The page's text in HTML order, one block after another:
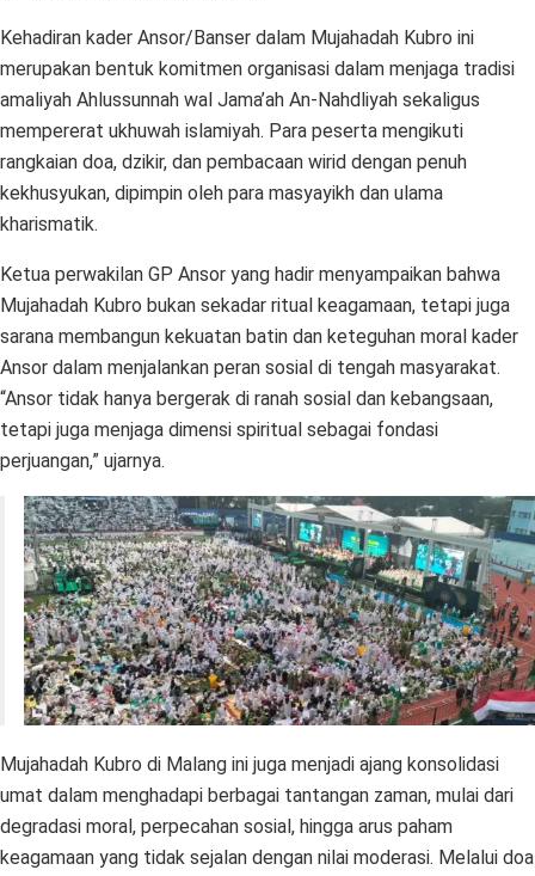
Kehadiran kader Ansor/Banser dalam Mujahadah Kubro ini
merupakan bentuk komitmen organisasi dalam menjaga tradisi
amaliyah Ahlussunnah wal Jama’ah An-Nahdliyah sekaligus
mempererat ukhuwah islamiyah. Para peserta mengikuti
rangkaian doa, dzikir, dan pembacaan wirid dengan penuh
kekhusyukan, dipimpin oleh para masyayikh dan ulama
kharismatik.
Ketua perwakilan GP Ansor yang hadir menyampaikan bahwa
Mujahadah Kubro bukan sekadar ritual keagamaan, tetapi juga
sarana membangun kekuatan batin dan keteguhan moral kader
Ansor dalam menjalankan peran sosial di tengah masyarakat.
“Ansor tidak hanya bergerak di ranah sosial dan kebangsaan,
tetapi juga menjaga dimensi spiritual sebagai fondasi
perjuangan,” ujarnya.
Mujahadah Kubro di Malang ini juga menjadi ajang konsolidasi
umat dalam menghadapi berbagai tantangan zaman, mulai dari
degradasi moral, perpecahan sosial, hingga arus paham
keagamaan yang tidak sejalan dengan nilai moderasi. Melalui doa